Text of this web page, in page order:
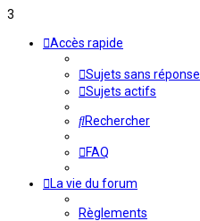
3
Accès rapide
Sujets sans réponse
Sujets actifs
Rechercher
FAQ
La vie du forum
Règlements